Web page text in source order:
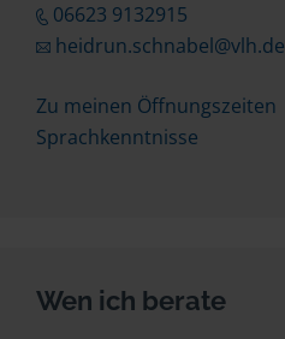
06623 9132915
heidrun.schnabel@vlh.de
Zu meinen Öffnungszeiten
Sprachkenntnisse
Wen ich berate